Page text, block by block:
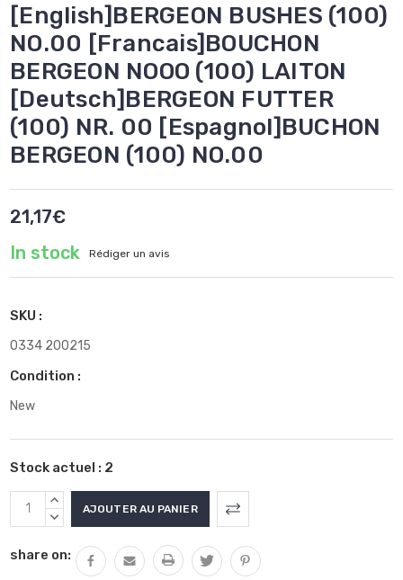
[English]BERGEON BUSHES (100)
NO.00 [Francais]BOUCHON
BERGEON NOOO (100) LAITON
[Deutsch]BERGEON FUTTER
(100) NR. 00 [Espagnol]BUCHON
BERGEON (100) NO.00
21,17€
In stock
Rédiger un avis
SKU :
0334 200215
Condition :
New
Stock actuel : 2
AUGMENTER
LA
:
DIMINUER
QUANTITÉ
share on: